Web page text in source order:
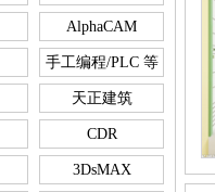
AlphaCAM
手工编程/PLC 等
天正建筑
CDR
3DsMAX